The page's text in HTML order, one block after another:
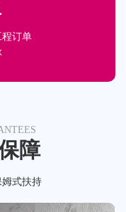
程订单
障
姆式扶持